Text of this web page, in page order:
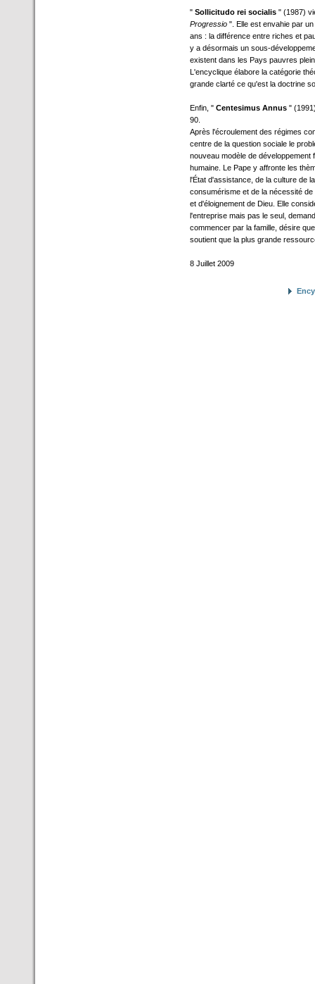
" Sollicitudo rei socialis " (1987)
Progressio ". Elle est envahie par
ans : la différence entre riches et
y a désormais un sous-
existent dans les Pays pauvres
L'encyclique élabore la catégorie
grande clarté ce qu'est la doctrine
Enfin, " Centesimus Annus "
90.
Après l'écroulement des régimes
centre de la question sociale le
nouveau modèle de
humaine. Le Pape y affronte les
l'État d'assistance, de la culture de
consumérisme et de la nécessité
et d'éloignement de Dieu. Elle
l'entreprise mais pas le seul,
commencer par la famille, désire
soutient que la plus grande
8 Juillet 2009